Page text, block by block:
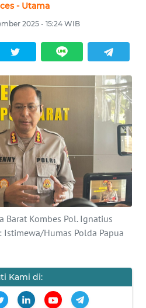
- Utama
2025 - 15:24 WIB
Barat Kombes Pol. Ignatius
Istimewa/Humas Polda Papua
Kami di: